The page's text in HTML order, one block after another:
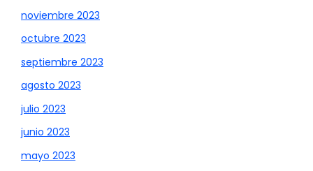
noviembre 2023
octubre 2023
septiembre 2023
agosto 2023
julio 2023
junio 2023
mayo 2023